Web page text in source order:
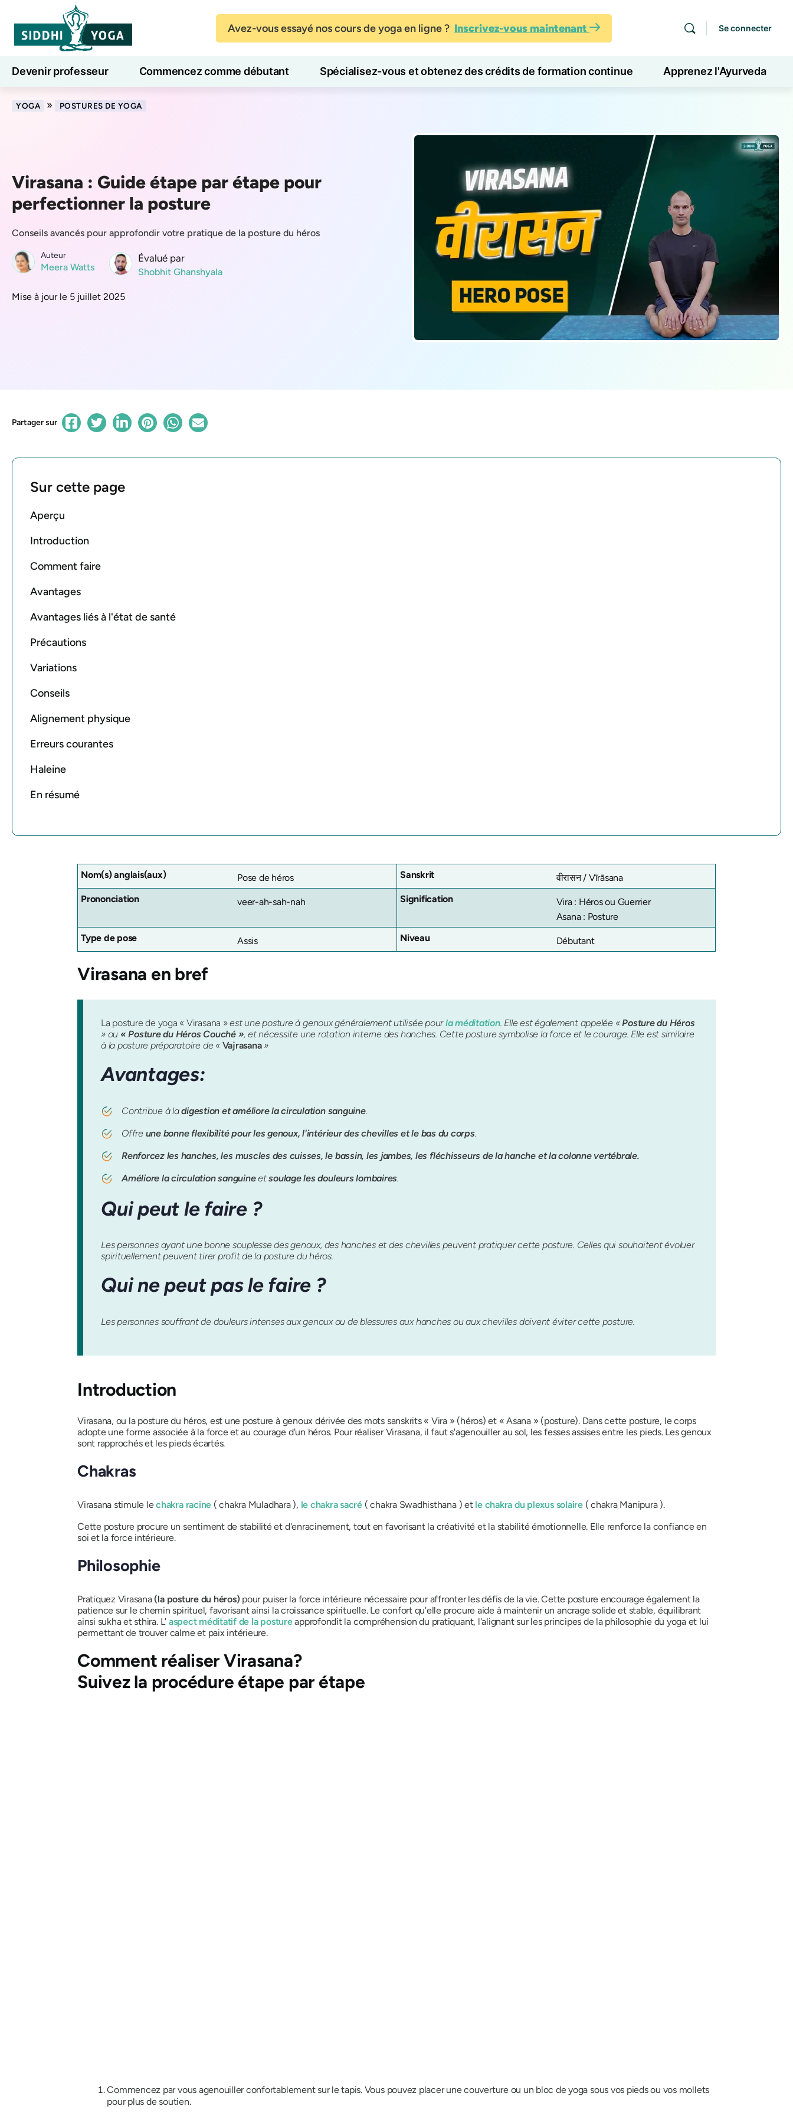
Avez-vous essayé nos cours de yoga en ligne ? Inscrivez-vous maintenant Se connecter
Devenir professeur Commencez comme débutant Spécialisez-vous et obtenez des crédits de formation continue Apprenez l'Ayurveda
Cours de yoga en ligne
YOGA » POSTURES DE YOGA
Virasana : Guide étape par étape pour
perfectionner la posture
Conseils avancés pour approfondir votre pratique de la posture du héros
Auteur
Meera Watts
Évalué par
Shobhit Ghanshyala
Mise à jour le 5 juillet 2025
Partager sur
Sur cette page
Aperçu
Introduction
Comment faire
Avantages
Avantages liés à l'état de santé
Précautions
Variations
Conseils
Alignement physique
Erreurs courantes
Haleine
En résumé
Nom(s) anglais(aux) Pose de héros Sanskrit वीरासन / Vīrāsana
Prononciation
veer-ah-sah-nah Signification
Vira : Héros ou Guerrier
Asana : Posture
Type de pose
Assis Niveau Débutant
Virasana en bref
La posture de yoga « Virasana »est une posture à genoux généralement utilisée pourla méditation. Elle est également appelée «Posture du Héros
» ou « Posture du Héros Couché », et nécessite une rotation interne des hanches. Cette posture symbolise la force et le courage. Elle est similaire
à la posture préparatoire de «Vajrasana»
Avantages:
Contribue à ladigestion et améliore la circulation sanguine.
Offre une bonne flexibilité pour les genoux, l'intérieur des chevilles et le bas du corps.
Renforcez les hanches, les muscles des cuisses, le bassin, les jambes, les fléchisseurs de la hanche et la colonne vertébrale.
Améliore la circulation sanguineetsoulage les douleurs lombaires.
Qui peut le faire ?
Les personnes ayant une bonne souplesse des genoux, des hanches et des chevilles peuvent pratiquer cette posture. Celles qui souhaitent évoluer
spirituellement peuvent tirer profit de la posture du héros.
Qui ne peut pas le faire ?
Les personnes souffrant de douleurs intenses aux genoux ou de blessures aux hanches ou aux chevilles doivent éviter cette posture.
Introduction
Virasana, ou la posture du héros, est une posture à genoux dérivée des mots sanskrits « Vira» (héros) et « Asana» (posture). Dans cette posture, le corps
adopte une forme associée à la force et au courage d'un héros. Pour réaliserVirasana, il faut s'agenouiller au sol, les fesses assises entre les pieds. Les genoux
sont rapprochés et les pieds écartés.
Chakras
Virasana stimule lechakra racine (chakra Muladhara), le chakra sacré (chakra Swadhisthana) et le chakra du plexus solaire(chakra Manipura).
Cette posture procure un sentiment de stabilité et d'enracinement, tout en favorisant la créativité et la stabilité émotionnelle. Elle renforce la confiance en
soi et la force intérieure.
Philosophie
Pratiquez Virasana(la posture du héros) pour puiser la force intérieure nécessaire pour affronter les défis de la vie. Cette posture encourage également la
patience sur le chemin spirituel, favorisant ainsi la croissance spirituelle. Le confort qu'elle procure aide à maintenir un ancrage solide et stable, équilibrant
ainsi sukhaet sthira. L' aspect méditatif de la postureapprofondit la compréhension du pratiquant, l'alignant sur les principes de la philosophie du yoga et lui
permettant de trouver calme et paix intérieure.
Comment réaliserVirasana?
Suivez la procédure étape par étape
Commencez par vous agenouiller confortablement sur le tapis. Vous pouvez placer une couverture ou un bloc de yoga sous vos pieds ou vos mollets
pour plus de soutien.